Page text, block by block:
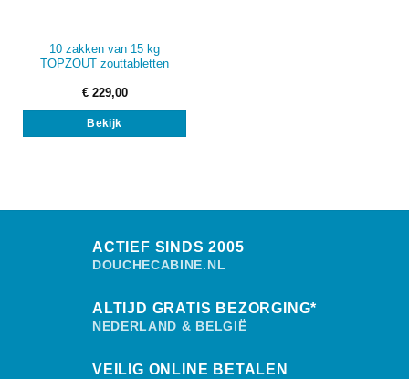
10 zakken van 15 kg
TOPZOUT zouttabletten
€229,00
Bekijk
ACTIEF SINDS 2005
DOUCHECABINE.NL
ALTIJD GRATIS BEZORGING*
NEDERLAND & BELGIË
VEILIG ONLINE BETALEN